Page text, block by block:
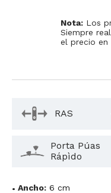
Nota: Los
Siempre
el precio en
RAS
Porta Púas
Rápìdo
Ancho: 6 cm